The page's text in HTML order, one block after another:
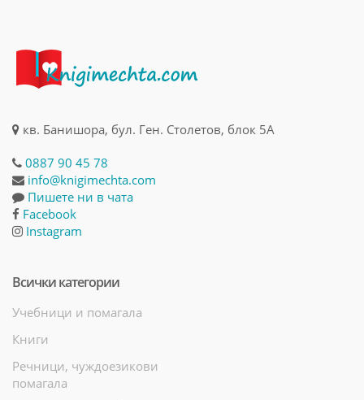
кв. Банишора, бул. Ген. Столетов, блок 5А
0887 90 45 78
info@knigimechta.com
Пишете ни в чата
Facebook
Instagram
Всички категории
Учебници и помагала
Книги
Речници, чуждоезикови
помагала